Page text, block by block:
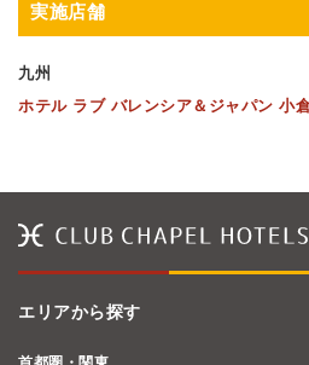
実施店舗
九州
ホテル ラブ バレンシア＆ジャパン 小
エリアから探す